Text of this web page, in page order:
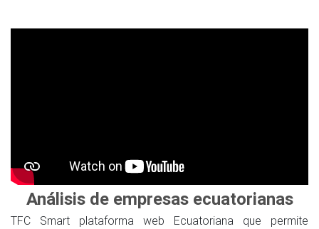
Análisis de empresas ecuatorianas
TFC Smart plataforma web Ecuatoriana que permite